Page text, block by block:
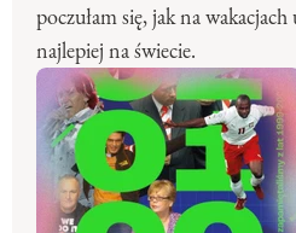
poczułam się, jak na
najlepiej na świecie.